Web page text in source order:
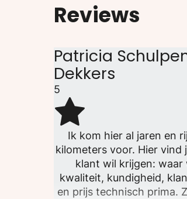
Reviews
Patricia
Dekkers
5
Ik kom hier al jaren en
kilometers voor. Hier vind
klant wil krijgen: waar
kwaliteit, kundigheid,
en prijs technisch prima.